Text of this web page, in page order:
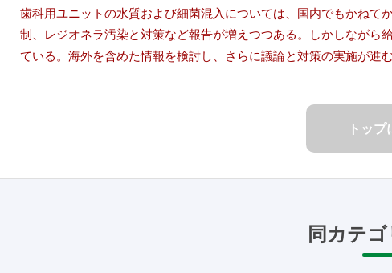
歯科用ユニットの水質および細菌混入については、国内でもかね
制、レジオネラ汚染と対策など報告が増えつつある。しかしなが
ている。海外を含めた情報を検討し、さらに議論と対策の実施が進む
トッ
同カテ